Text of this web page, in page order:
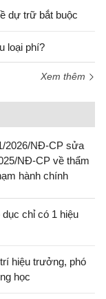
dự trữ bắt buộc
loại phí?
Xem thêm
2026/NĐ-CP sửa
NĐ-CP về thẩm
hành chính
chỉ có 1 hiệu
hiệu trưởng, phó
học